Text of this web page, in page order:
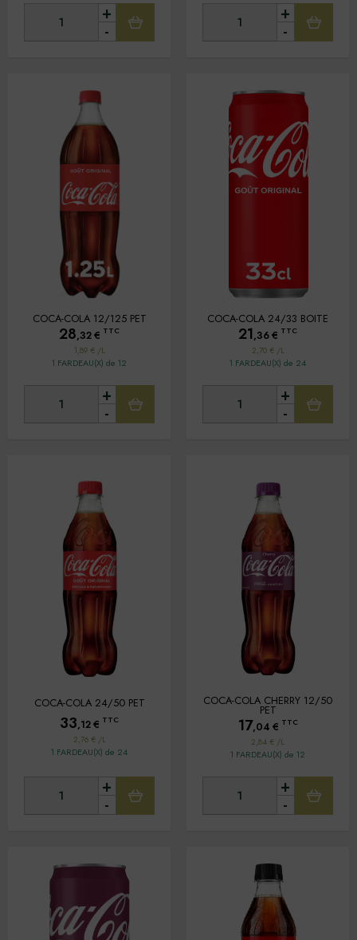
-
+
-
+
COCA-COLA 12/125 PET
28,32€ TTC
1,89 € /L
1 FARDEAU(X) de 12
-
+
COCA-COLA 24/33 BOITE
21,36€ TTC
2,70 € /L
1 FARDEAU(X) de 24
-
+
COCA-COLA 24/50 PET
33,12€ TTC
2,76 € /L
1 FARDEAU(X) de 24
-
+
COCA-COLA CHERRY 12/50
PET
17,04 € TTC
2,84 € /L
1 FARDEAU(X) de 12
-
+